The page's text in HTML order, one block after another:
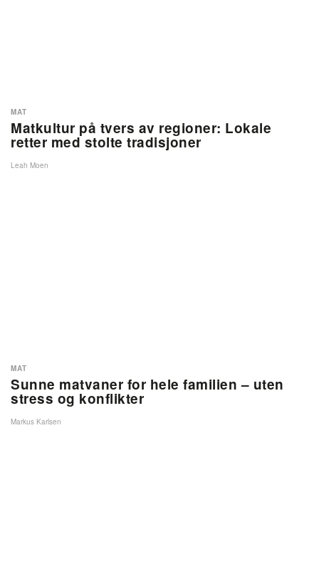
Matkultur på tvers av regioner: Lokale
retter med stolte tradisjoner
MAT
Leah Moen
Sunne matvaner for hele familien – uten
stress og konflikter
MAT
Markus Karlsen